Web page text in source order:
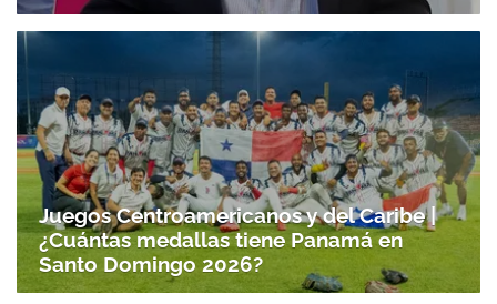
Juegos Centroamericanos y del Caribe |
¿Cuántas medallas tiene Panamá en
Santo Domingo 2026?